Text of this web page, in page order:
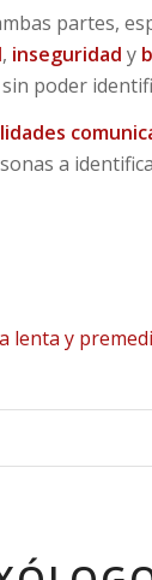
partes,
, inseguridad y
poder
a
lenta y